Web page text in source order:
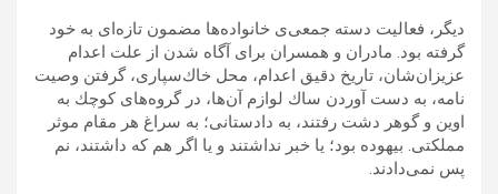
ديگر، فعاليت دسته جمعى‌ی خانواده‌ها مضمون تازه‌اى به خود
گرفته بود. مادران و همسران براى آگاه شدن از علت اعدام
عزیزان‌شان، تاريخ دقيق اعدام، محل خاك‌سپارى، گرفتن وصيت
نامه‌، به دست آوردن ساك لوازم آن‌ها، در گروه‌هاى كوچك به
اوين و گوهر دشت ‌رفتند، به دادستانى؛ به سراغ هر مقام موثر
مملكتى. بيهوده بود؛ يا خبر نداشتند و يا اگر هم که داشتند، نم
پس نمى‌دادند.